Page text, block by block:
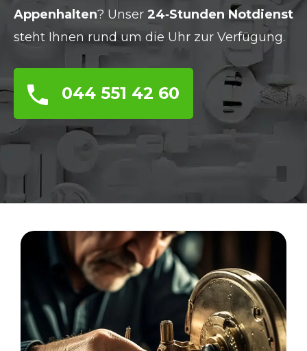
Appenhalten? Unser 24‑Stunden Notdienst
steht Ihnen rund um die Uhr zur Verfügung.
044 551 42 60